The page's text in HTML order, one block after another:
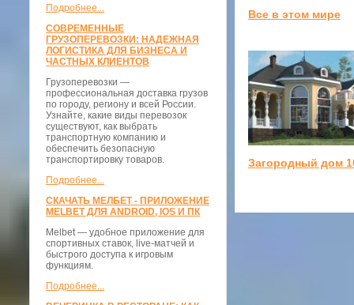
Подробнее...
СОВРЕМЕННЫЕ
ГРУЗОПЕРЕВОЗКИ: НАДЕЖНАЯ
ЛОГИСТИКА ДЛЯ БИЗНЕСА И
ЧАСТНЫХ КЛИЕНТОВ
Грузоперевозки —
профессиональная доставка грузов
по городу, региону и всей России.
Узнайте, какие виды перевозок
существуют, как выбрать
транспортную компанию и
обеспечить безопасную
транспортировку товаров.
Подробнее...
СКАЧАТЬ МЕЛБЕТ - ПРИЛОЖЕНИЕ
MELBET ДЛЯ ANDROID, IOS И ПК
Melbet — удобное приложение для
спортивных ставок, live-матчей и
быстрого доступа к игровым
функциям.
Подробнее...
Все в этом мире
Загородный дом